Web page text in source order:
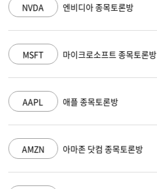
NVDA 엔비디아 종목토론방
MSFT 마이크로소프트 종목토론방
AAPL 애플 종목토론방
AMZN 아마존 닷컴 종목토론방